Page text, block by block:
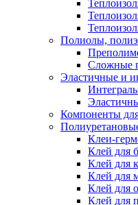
Полиолы,
Сложные
Эластичные и
Компоненты
Клеи-
Клей для
Клей для
Клей для
Клей для
Клей для